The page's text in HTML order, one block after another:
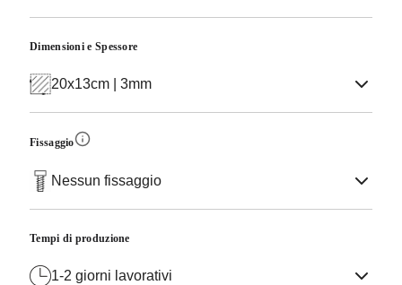
Dimensioni e Spessore
20x13cm | 3mm
Fissaggio
Nessun fissaggio
Tempi di produzione
1-2 giorni lavorativi